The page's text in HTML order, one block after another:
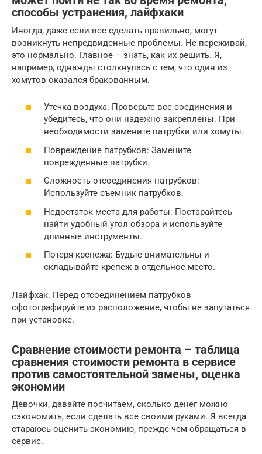
способы устранения, лайфхаки
Иногда, даже если все сделать правильно, могут
возникнуть непредвиденные проблемы. Не переживай,
это нормально. Главное – знать, как их решить. Я,
например, однажды столкнулась с тем, что один из
хомутов оказался бракованным.
Утечка воздуха: Проверьте все соединения и
убедитесь, что они надежно закреплены. При
необходимости замените патрубки или хомуты.
Повреждение патрубков: Замените
поврежденные патрубки.
Сложность отсоединения патрубков:
Используйте съемник патрубков.
Недостаток места для работы: Постарайтесь
найти удобный угол обзора и используйте
длинные инструменты.
Потеря крепежа: Будьте внимательны и
складывайте крепеж в отдельное место.
Лайфхак: Перед отсоединением патрубков
сфотографируйте их расположение, чтобы не запутаться
при установке.
Сравнение стоимости ремонта – таблица
сравнения стоимости ремонта в сервисе
против самостоятельной замены, оценка
экономии
Девочки, давайте посчитаем, сколько денег можно
сэкономить, если сделать все своими руками. Я всегда
стараюсь оценить экономию, прежде чем обращаться в
сервис.